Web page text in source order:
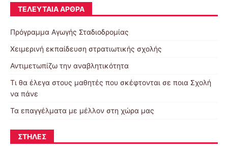
ΤΕΛΕΥΤΑΊΑ ΆΡΘΡΑ
Πρόγραμμα Αγωγής Σταδιοδρομίας
Χειμερινή εκπαίδευση στρατιωτικής σχολής
Αντιμετωπίζω την αναβλητικότητα
Τι θα έλεγα στους μαθητές που σκέφτονται σε ποια Σχολή
να πάνε
Τα επαγγέλματα με μέλλον στη χώρα μας
ΣΤΉΛΕΣ